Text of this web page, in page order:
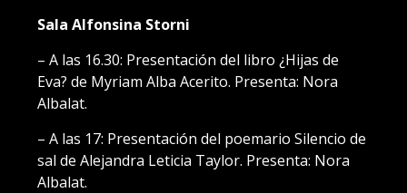
Sala Alfonsina Storni
– A las 16.30: Presentación del libro ¿Hijas de
Eva? de Myriam Alba Acerito. Presenta: Nora
Albalat.
– A las 17: Presentación del poemario Silencio de
sal de Alejandra Leticia Taylor. Presenta: Nora
Albalat.